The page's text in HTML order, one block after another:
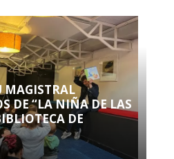
MAGISTRAL
DE “LA NIÑA DE LAS
DE